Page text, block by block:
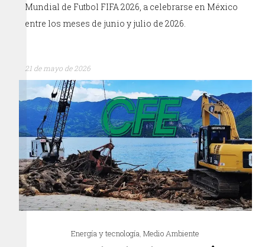
Mundial de Futbol FIFA 2026, a celebrarse en México
entre los meses de junio y julio de 2026.
21 de mayo de 2026
Energía y tecnología,Medio Ambiente